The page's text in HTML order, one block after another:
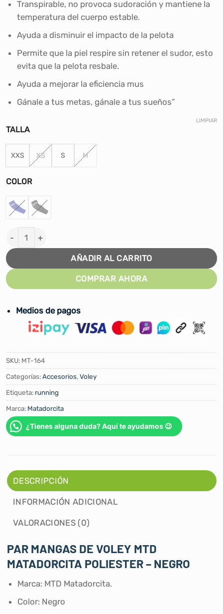
Transpirable, no provoca sudoración y mantiene la
temperatura del cuerpo estable.
Ayuda a disminuir el impacto de la pelota
Permite que la piel respire sin retener el sudor, esto
evita que la pelota resbale.
Ayuda a mejorar la eficiencia mus
Gánale a tus metas, gánale a tus sueños”
TALLA
XXS XS S M
COLOR
LIMPIAR
MANGAS DE VOLEY MTD MATADORCITA POLIESTER
AÑADIR AL CARRITO
COMPRAR AHORA
Medios de pagos
SKU: MT-164
Categorías:Accesorios,Voley
Etiqueta: running
Marca: Matadorcita
¿Tienes alguna duda? Aquí te ayudamos 😉
DESCRIPCIÓN
INFORMACIÓN ADICIONAL
VALORACIONES (0)
PAR MANGAS DE VOLEY MTD
MATADORCITA POLIESTER – NEGRO
Marca: MTD Matadorcita.
Color: Negro